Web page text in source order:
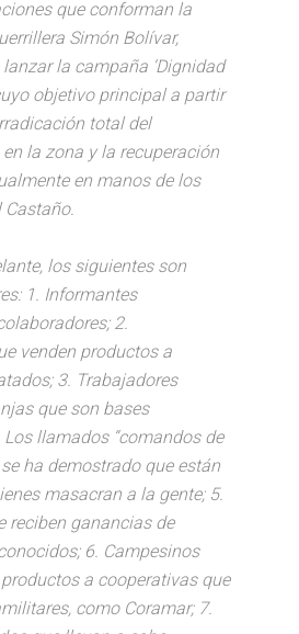
que conforman la
Simón Bolívar,
la campaña ‘Dignidad
objetivo principal a partir
total del
la zona y la recuperación
en manos de los
Castaño.
los siguientes son
1. Informantes
2.
venden productos a
3. Trabajadores
que son bases
llamados “comandos de
se ha demostrado que están
masacran a la gente; 5.
reciben ganancias de
6. Campesinos
a cooperativas que
como Coramar; 7.